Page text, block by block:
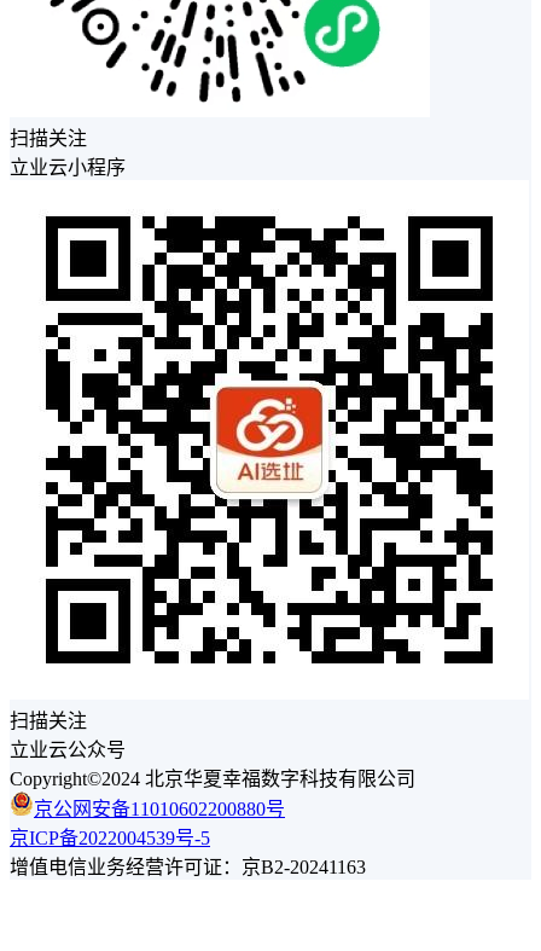
扫描关注
立业云小程序
扫描关注
立业云公众号
Copyright©2024 北京华夏幸福数字科技有限公司
京公网安备11010602200880号
京ICP备2022004539号-5
增值电信业务经营许可证：京B2-20241163